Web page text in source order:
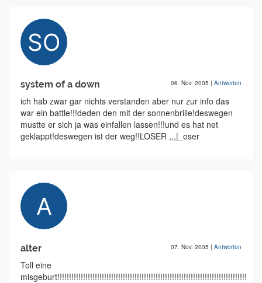
system of a down 06. Nov. 2005 | Antworten
ich hab zwar gar nichts verstanden aber nur zur info das
war ein battle!!!deden den mit der sonnenbrille!deswegen
mustte er sich ja was einfallen lassen!!!und es hat net
geklappt!deswegen ist der weg!!LOSER ,,,|_oser
alter 07. Nov. 2005 | Antworten
Toll eine